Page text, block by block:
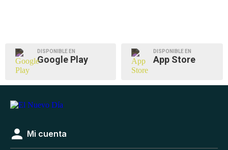
DISPONIBLE EN
Google Play
DISPONIBLE EN
App Store
Mi cuenta